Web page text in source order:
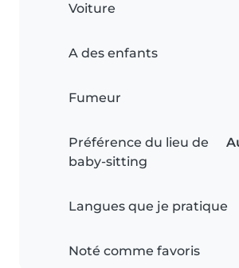
Voiture
A des enfants
Fumeur
Préférence du lieu de
baby-sitting
Langues que je pratique
Noté comme favoris